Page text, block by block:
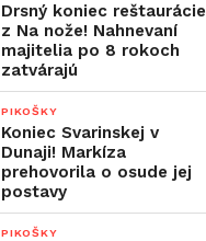
Drsný koniec reštaurácie
z Na nože! Nahnevaní
majitelia po 8 rokoch
zatvárajú
PIKOŠKY
Koniec Svarinskej v
Dunaji! Markíza
prehovorila o osude jej
postavy
PIKOŠKY